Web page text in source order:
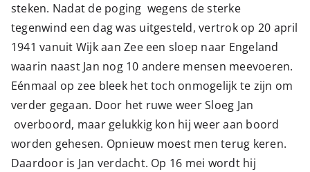
steken. Nadat de poging wegens de sterke
tegenwind een dag was uitgesteld, vertrok op 20 april
1941 vanuit Wijk aan Zee een sloep naar Engeland
waarin naast Jan nog 10 andere mensen meevoeren.
Eénmaal op zee bleek het toch onmogelijk te zijn om
verder gegaan. Door het ruwe weer Sloeg Jan
overboord, maar gelukkig kon hij weer aan boord
worden gehesen. Opnieuw moest men terug keren.
Daardoor is Jan verdacht. Op 16 mei wordt hij